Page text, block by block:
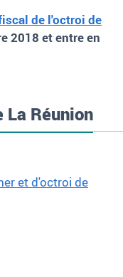
de l'octroi de
2018 et entre en
La Réunion
et d'octroi de